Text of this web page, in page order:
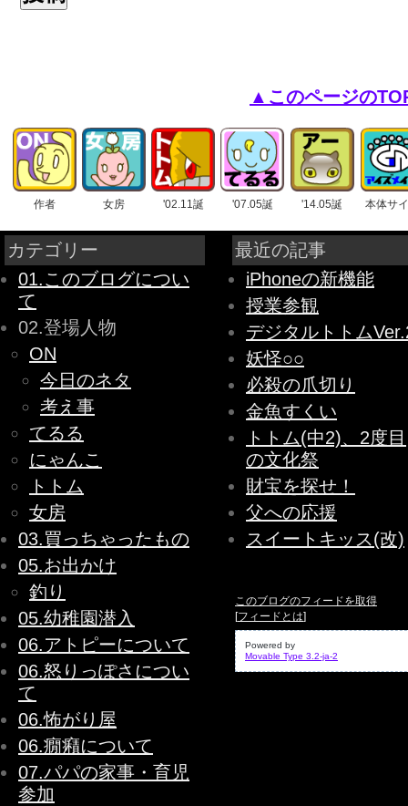
▲このページの
作者 女房 '02.11誕 '07.05誕 '14.05誕 本体サ
カテゴリー
01.このブログについ
て
02.登場人物
ON
今日のネタ
考え事
てるる
にゃんこ
トトム
女房
03.買っちゃったもの
05.お出かけ
釣り
05.幼稚園潜入
06.アトピーについて
06.怒りっぽさについ
て
06.怖がり屋
06.癇癪について
07.パパの家事・育児
参加
最近の記事
iPhoneの新機能
授業参観
デジタルトトム
妖怪○○
必殺の爪切り
金魚すくい
トトム(中2)、2度目
の文化祭
財宝を探せ！
父への応援
スイートキッス(改)
このブログのフィードを取得
[フィードとは]
Powered by
Movable Type 3.2-ja-2